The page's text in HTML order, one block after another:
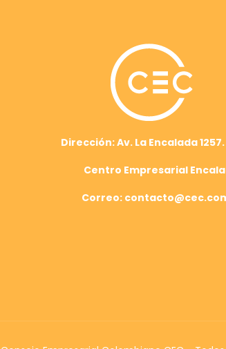
Dirección: Av. La Encalada 1257.
Centro Empresarial
Correo: